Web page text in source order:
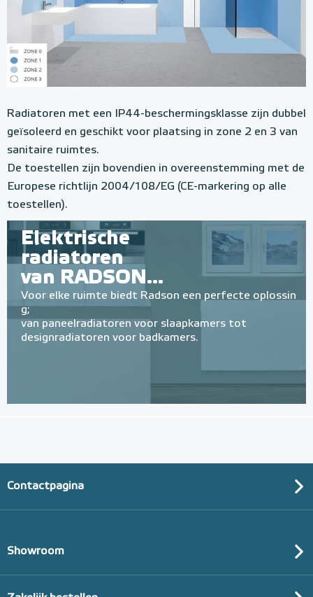
Radiatoren met een IP44-beschermingsklasse zijn dubbel
geïsoleerd en geschikt voor plaatsing in zone 2 en 3 van
sanitaire ruimtes.
De toestellen zijn bovendien in overeenstemming met de
Europese richtlijn 2004/108/EG (CE-markering op alle
toestellen).
Elektrische
radiatoren
van RADSON...
Voor elke ruimte biedt Radson een perfecte oplossin
g;
van paneelradiatoren voor slaapkamers tot
designradiatoren voor badkamers.
Contactpagina
Showroom